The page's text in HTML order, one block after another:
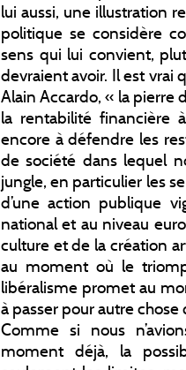
lui aussi, une illustration
politique se considère
sens qui lui convient,
devraient avoir. Il est vrai
Alain Accardo, « la pierre
la rentabilité financière
encore à défendre les
de société dans lequel
jungle, en particulier les
d’une action publique
national et au niveau
culture et de la création
au moment où le
libéralisme promet au
à passer pour autre
Comme si nous
moment déjà, la